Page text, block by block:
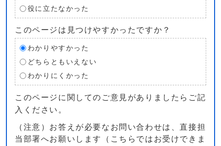
役に立たなかった
このページは見つけやすかったですか？
わかりやすかった
どちらともいえない
わかりにくかった
このページに関してのご意見がありましたらご記
入ください。
（注意）お答えが必要なお問い合わせは、直接担
当部署へお願いします（こちらではお受けできま